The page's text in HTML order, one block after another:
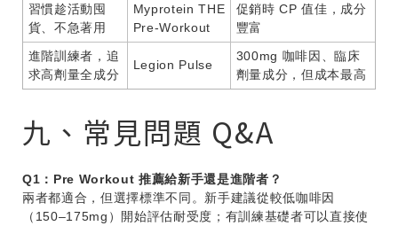
習慣趁活動囤
貨、不急著用
Myprotein THE
Pre-Workout
促銷時 CP 值佳，成分
豐富
進階訓練者，追
求高劑量全成分
Legion Pulse
300mg 咖啡因、臨床
劑量成分，但成本最高
九、常見問題 Q&A
Q1：Pre Workout 推薦給新手還是進階者？
兩者都適合，但選擇標準不同。新手建議從較低咖啡因
（150–175mg）開始評估耐受度；有訓練基礎者可以直接使